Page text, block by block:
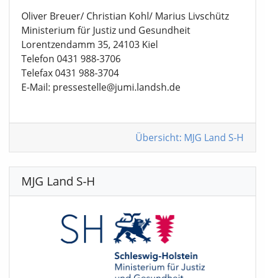
Oliver Breuer/ Christian Kohl/ Marius Livschütz
Ministerium für Justiz und Gesundheit
Lorentzendamm 35, 24103 Kiel
Telefon 0431 988-3706
Telefax 0431 988-3704
E-Mail: pressestelle@jumi.landsh.de
Übersicht: MJG Land S-H
MJG Land S-H